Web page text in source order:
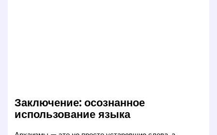
Заключение: осознанное
использование языка